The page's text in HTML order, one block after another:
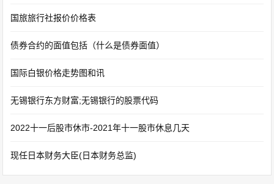
国旅旅行社报价价格表
债券合约的面值包括（什么是债券面值）
国际白银价格走势图和讯
无锡银行东方财富;无锡银行的股票代码
2022十一后股市休市-2021年十一股市休息几天
现任日本财务大臣(日本财务总监)